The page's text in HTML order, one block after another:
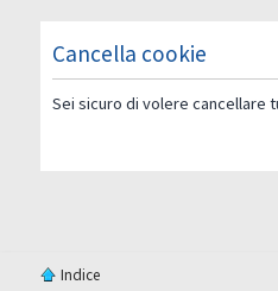
Cancella cookie
Sei sicuro di volere cancellare
Indice